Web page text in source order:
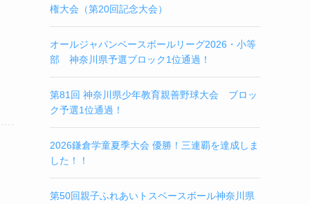
権大会（第20回記念大会）
オールジャパンベースボールリーグ2026・小等
部 神奈川県予選ブロック1位通過！
第81回 神奈川県少年教育親善野球大会 ブロッ
ク予選1位通過！
2026鎌倉学童夏季大会 優勝！三連覇を達成しま
した！！
第50回親子ふれあいトスベースボール神奈川県